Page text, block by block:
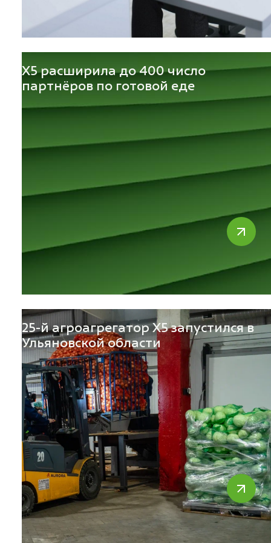
Свернуть фильтр
Свернуть фильтр
Х5 расширила до 400 число
партнёров по готовой еде
25-й агроагрегатор X5 запустился в
Ульяновской области